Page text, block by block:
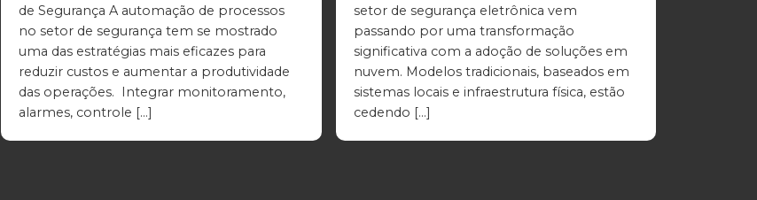
de Segurança A automação de processos
no setor de segurança tem se mostrado
uma das estratégias mais eficazes para
reduzir custos e aumentar a produtividade
das operações. Integrar monitoramento,
alarmes, controle […]
setor de segurança eletrônica vem
passando por uma transformação
significativa com a adoção de soluções em
nuvem. Modelos tradicionais, baseados em
sistemas locais e infraestrutura física, estão
cedendo […]